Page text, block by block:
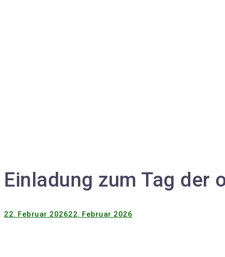
Einladung zum Tag der
22. Februar 202622. Februar 2026